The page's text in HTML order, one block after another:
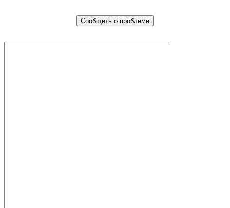
Сообщить о проблеме